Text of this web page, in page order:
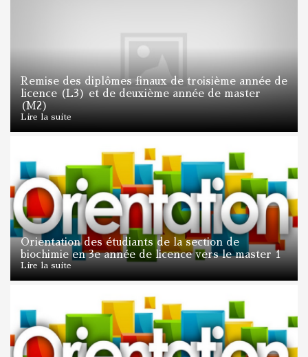
Remise des diplômes finaux de troisième année de
licence (L3) et de deuxième année de master
(M2)
Lire la suite
Orientation des étudiants de la section de
biochimie en 3e année de licence vers le master 1
Lire la suite